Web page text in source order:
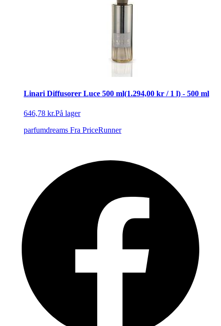
Linari Diffusorer Luce 500 ml(1.294,00 kr / 1 l) - 500 ml
646,78 kr.På lager
parfumdreams Fra PriceRunner